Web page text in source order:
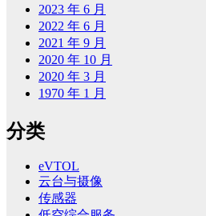
2023 年 6 月
2022 年 6 月
2021 年 9 月
2020 年 10 月
2020 年 3 月
1970 年 1 月
分类
eVTOL
云台与摄像
传感器